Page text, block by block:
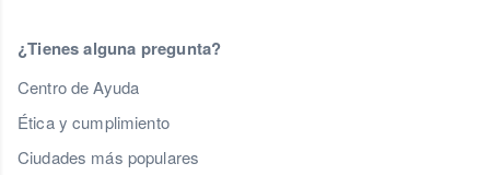
¿Tienes alguna pregunta?
Centro de Ayuda
Ética y cumplimiento
Ciudades más populares